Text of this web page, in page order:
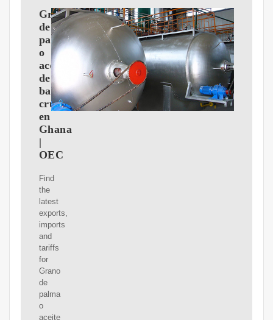
Grano
de
palma
o
aceite
de
babasu,
crudo
en
Ghana
|
OEC
Find
the
latest
exports,
imports
and
tariffs
for
Grano
de
palma
o
aceite